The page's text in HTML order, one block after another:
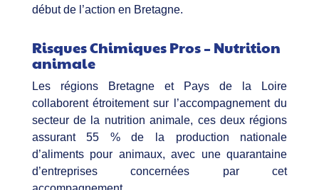
début de l’action en Bretagne.
Risques Chimiques Pros – Nutrition
animale
Les régions Bretagne et Pays de la Loire
collaborent étroitement sur l’accompagnement du
secteur de la nutrition animale, ces deux régions
assurant 55 % de la production nationale
d’aliments pour animaux, avec une quarantaine
d’entreprises concernées par cet